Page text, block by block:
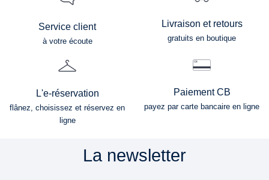
Service client
à votre écoute
Livraison et retours
gratuits en boutique
L'e-réservation
flânez, choisissez et réservez en
ligne
Paiement CB
payez par carte bancaire en ligne
La newsletter